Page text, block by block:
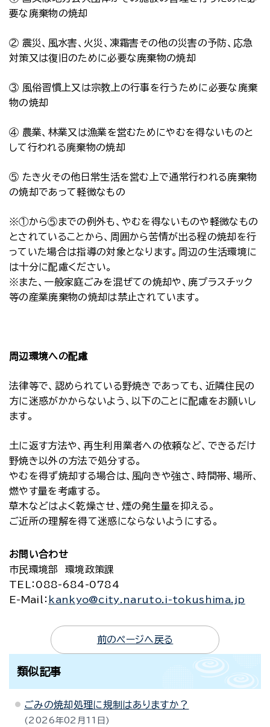
要な廃棄物の焼却
② 震災、風水害、火災、凍霜害その他の災害の予防、応急
対策又は復旧のために必要な廃棄物の焼却
③ 風俗習慣上又は宗教上の行事を行うために必要な廃棄
物の焼却
④ 農業、林業又は漁業を営むためにやむを得ないものと
して行われる廃棄物の焼却
⑤ たき火その他日常生活を営む上で通常行われる廃棄物
の焼却であって軽微なもの
※①から⑤までの例外も、やむを得ないものや軽微なもの
とされていることから、周囲から苦情が出る程の焼却を行
っていた場合は指導の対象となります。周辺の生活環境に
は十分に配慮ください。
※また、一般家庭ごみを混ぜての焼却や、廃プラスチック
等の産業廃棄物の焼却は禁止されています。
周辺環境への配慮
法律等で、認められている野焼きであっても、近隣住民の
方に迷惑がかからないよう、以下のことに配慮をお願いし
ます。
土に返す方法や、再生利用業者への依頼など、できるだけ
野焼き以外の方法で処分する。
やむを得ず焼却する場合は、風向きや強さ、時間帯、場所、
燃やす量を考慮する。
草木などはよく乾燥させ、煙の発生量を抑える。
ご近所の理解を得て迷惑にならないようにする。
お問い合わせ
市民環境部 環境政策課
TEL
：088-684-0784
E-Mail
： kankyo@city.naruto.i-tokushima.jp
前のページへ戻る
類似記事
ごみの焼却処理に規制はありますか？
2026年02月11日